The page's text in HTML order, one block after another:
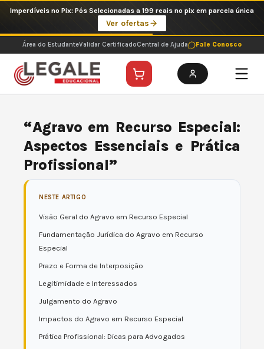
o
conteúdo
Imperdíveis no Pix: Pós Selecionadas a 199 reais no pix em parcela única
Ver ofertas
Área do EstudanteValidar CertificadoCentral de Ajuda Fale Conosco
“Agravo em Recurso Especial:
Aspectos Essenciais e Prática
Profissional”
NESTE ARTIGO
Visão Geral do Agravo em Recurso Especial
Fundamentação Jurídica do Agravo em Recurso
Especial
Prazo e Forma de Interposição
Legitimidade e Interessados
Julgamento do Agravo
Impactos do Agravo em Recurso Especial
Prática Profissional: Dicas para Advogados